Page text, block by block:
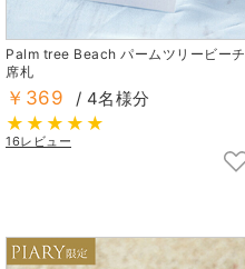
Palm tree Beach パームツリービーチ
席札
￥369 / 4名様分
16レビュー